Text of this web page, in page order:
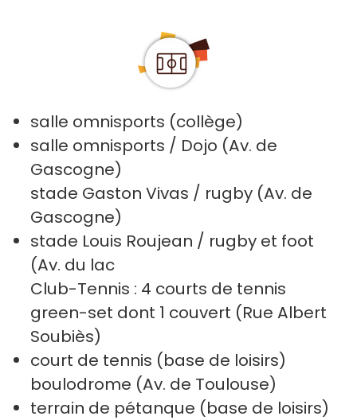
salle omnisports (collège)
salle omnisports / Dojo (Av. de
Gascogne)
stade Gaston Vivas / rugby (Av. de
Gascogne)
stade Louis Roujean / rugby et foot
(Av. du lac
Club-Tennis : 4 courts de tennis
green-set dont 1 couvert (Rue Albert
Soubiès)
court de tennis (base de loisirs)
boulodrome (Av. de Toulouse)
terrain de pétanque (base de loisirs)